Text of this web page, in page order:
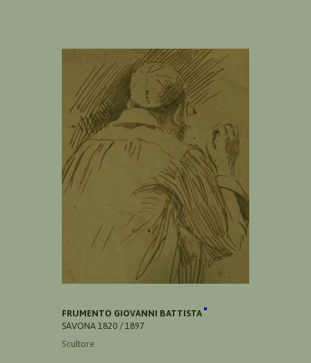
FRUMENTO GIOVANNI BATTISTA
SAVONA 1820 / 1897
Scultore